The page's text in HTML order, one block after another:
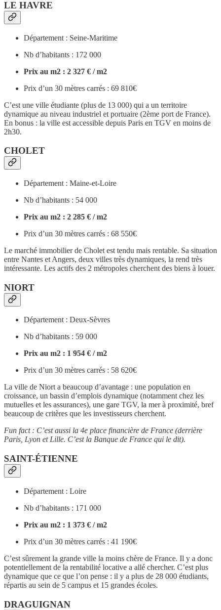
LE HAVRE
Département : Seine-Maritime
Nb d’habitants : 172 000
Prix au m2 : 2 327 € / m2
Prix d’un 30 mètres carrés : 69 810€
C’est une ville étudiante (plus de 13 000) qui a un territoire
dynamique au niveau industriel et portuaire (2ème port de France).
En bonus : la ville est accessible depuis Paris en TGV en moins de
2h30.
CHOLET
Département : Maine-et-Loire
Nb d’habitants : 54 000
Prix au m2 : 2 285 € / m2
Prix d’un 30 mètres carrés : 68 550€
Le marché immobilier de Cholet est tendu mais rentable. Sa situation
entre Nantes et Angers, deux villes très dynamiques, la rend très
intéressante. Les actifs des 2 métropoles cherchent des biens à louer.
NIORT
Département : Deux-Sèvres
Nb d’habitants : 59 000
Prix au m2 : 1 954 € / m2
Prix d’un 30 mètres carrés : 58 620€
La ville de Niort a beaucoup d’avantage : une population en
croissance, un bassin d’emplois dynamique (notamment chez les
mutuelles et les assurances), une gare TGV, la mer à proximité, bref
beaucoup de critères que les investisseurs cherchent.
Fun fact : C’est aussi la 4e place financière de France (derrière
Paris, Lyon et Lille. C’est la Banque de France qui le dit).
SAINT-ÉTIENNE
Département : Loire
Nb d’habitants : 171 000
Prix au m2 : 1 373 € / m2
Prix d’un 30 mètres carrés : 41 190€
C’est sûrement la grande ville la moins chère de France. Il y a donc
potentiellement de la rentabilité locative a allé chercher. C’est plus
dynamique que ce que l’on pense : il y a plus de 28 000 étudiants,
répartis au sein de 5 campus et 15 grandes écoles.
DRAGUIGNAN